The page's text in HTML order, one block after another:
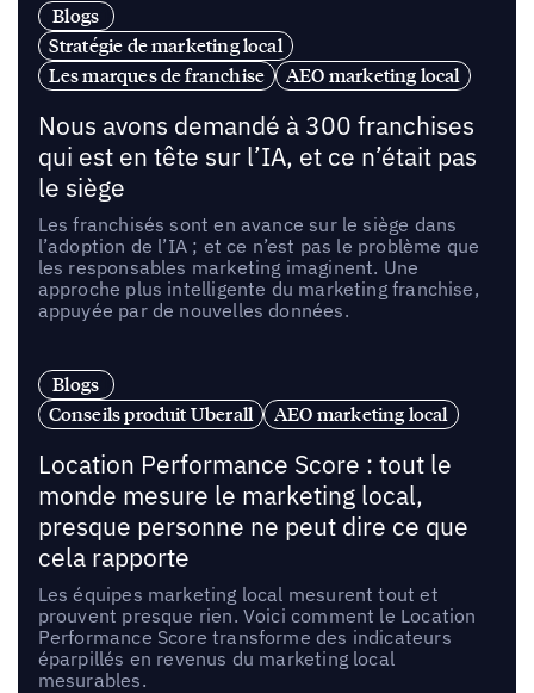
Blogs
Stratégie de marketing local
Les marques de franchise
AEO marketing local
Nous avons demandé à 300 franchises
qui est en tête sur l’IA, et ce n’était pas
le siège
Les franchisés sont en avance sur le siège dans
l’adoption de l’IA ; et ce n’est pas le problème que
les responsables marketing imaginent. Une
approche plus intelligente du marketing franchise,
appuyée par de nouvelles données.
Blogs
Conseils produit Uberall
AEO marketing local
Location Performance Score : tout le
monde mesure le marketing local,
presque personne ne peut dire ce que
cela rapporte
Les équipes marketing local mesurent tout et
prouvent presque rien. Voici comment le Location
Performance Score transforme des indicateurs
éparpillés en revenus du marketing local
mesurables.